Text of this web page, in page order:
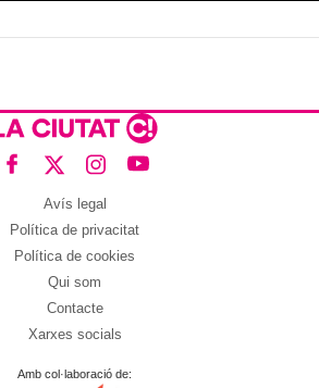
Avís legal
Política de privacitat
Política de cookies
Qui som
Contacte
Xarxes socials
Amb col·laboració de: